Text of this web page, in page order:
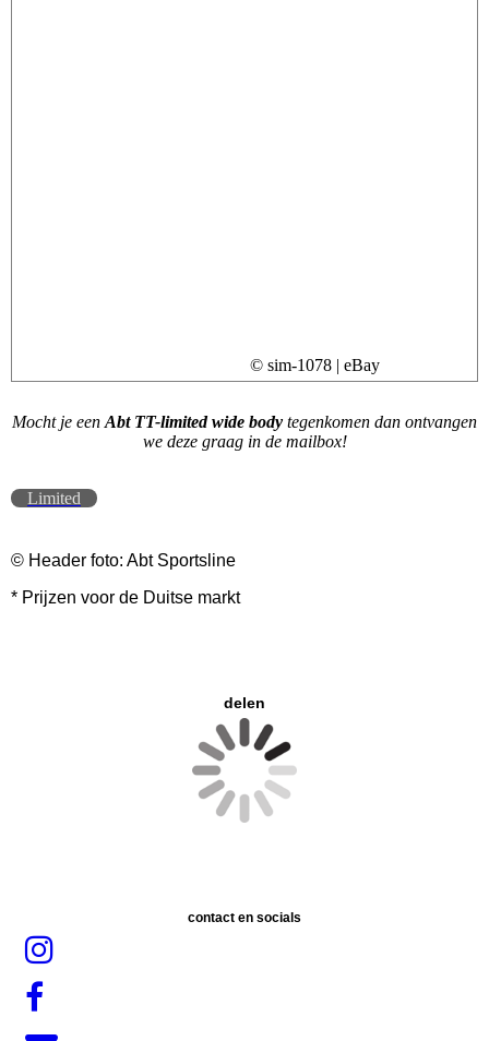
© sim-1078 | eBay
Mocht je een Abt TT-limited wide body tegenkomen dan ontvangen
we deze graag in de mailbox!
Limited
© Header foto: Abt Sportsline
* Prijzen voor de Duitse markt
delen
contact en socials